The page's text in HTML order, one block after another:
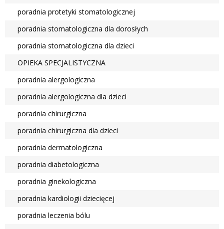
poradnia protetyki stomatologicznej
poradnia stomatologiczna dla dorosłych
poradnia stomatologiczna dla dzieci
OPIEKA SPECJALISTYCZNA
poradnia alergologiczna
poradnia alergologiczna dla dzieci
poradnia chirurgiczna
poradnia chirurgiczna dla dzieci
poradnia dermatologiczna
poradnia diabetologiczna
poradnia ginekologiczna
poradnia kardiologii dziecięcej
poradnia leczenia bólu